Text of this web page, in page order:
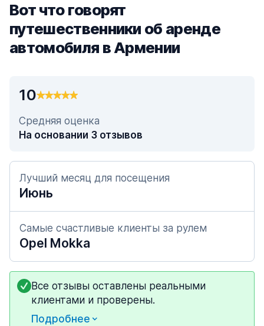
Вот что говорят
путешественники об аренде
автомобиля в Армении
10
Средняя оценка
На основании 3 отзывов
Лучший месяц для посещения
Июнь
Самые счастливые клиенты за рулем
Opel Mokka
Все отзывы оставлены реальными
клиентами и проверены.
Подробнее